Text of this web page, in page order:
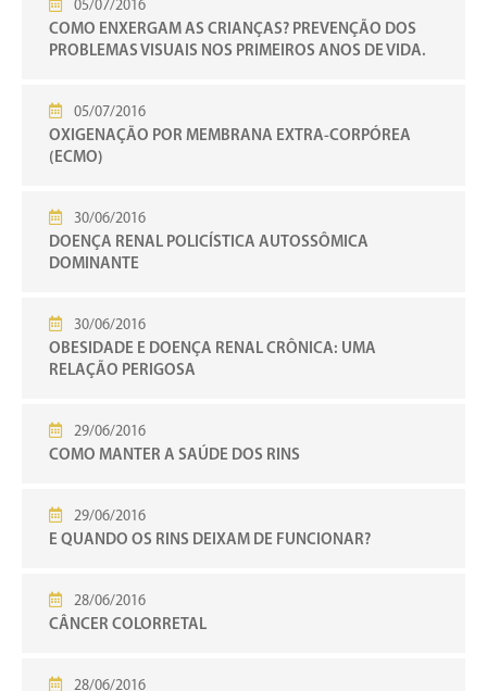
05/07/2016
COMO ENXERGAM AS CRIANÇAS? PREVENÇÃO DOS
PROBLEMAS VISUAIS NOS PRIMEIROS ANOS DE VIDA.
05/07/2016
OXIGENAÇÃO POR MEMBRANA EXTRA-CORPÓREA
(ECMO)
30/06/2016
DOENÇA RENAL POLICÍSTICA AUTOSSÔMICA
DOMINANTE
30/06/2016
OBESIDADE E DOENÇA RENAL CRÔNICA: UMA
RELAÇÃO PERIGOSA
29/06/2016
COMO MANTER A SAÚDE DOS RINS
29/06/2016
E QUANDO OS RINS DEIXAM DE FUNCIONAR?
28/06/2016
CÂNCER COLORRETAL
28/06/2016